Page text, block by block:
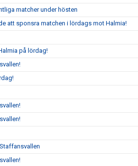
matcher under hösten
att sponsra matchen i lördags mot Halmia!
på lördag!